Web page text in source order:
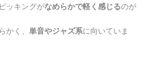
ッキングがなめらかで軽く感じるのが
かく、 単音やジャズ系に向いていま